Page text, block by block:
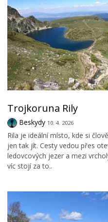
Trojkoruna Rily
Beskydy 10. 4. 2026
Rila je ideální místo, kde si
jen tak jít. Cesty vedou přes
ledovcových jezer a mezi
víc stojí za to..